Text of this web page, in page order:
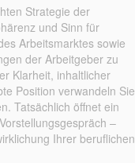
Strategie der
und Sinn für
Arbeitsmarktes sowie
der Arbeitgeber zu
Klarheit, inhaltlicher
Position verwandeln Sie
Tatsächlich öffnet ein
–
Ihrer beruflichen